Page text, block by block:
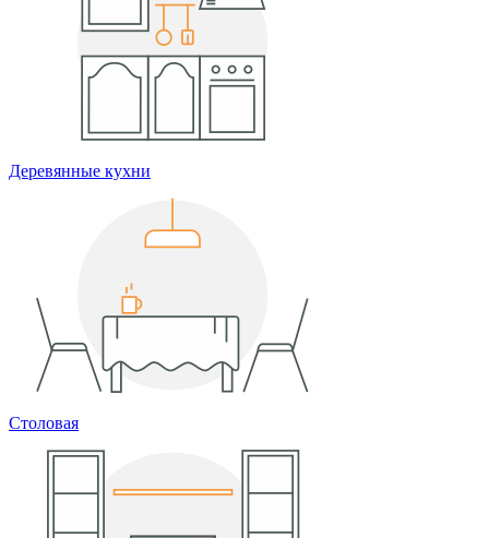
Деревянные кухни
Столовая